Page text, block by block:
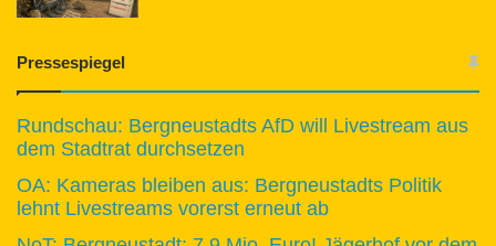
Pressespiegel
Rundschau: Bergneustadts AfD will Livestream aus
dem Stadtrat durchsetzen
OA: Kameras bleiben aus: Bergneustadts Politik
lehnt Livestreams vorerst erneut ab